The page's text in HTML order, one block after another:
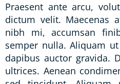
Praesent ante arcu,
dictum velit. Maecenas
nibh mi, accumsan
semper nulla. Aliquam
dapibus auctor gravida.
ultrices. Aenean